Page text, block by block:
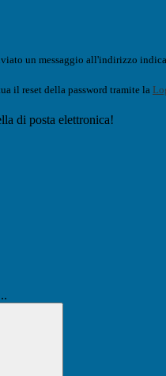
un messaggio all'indirizzo
il reset della password tramite la
di posta elettronica!